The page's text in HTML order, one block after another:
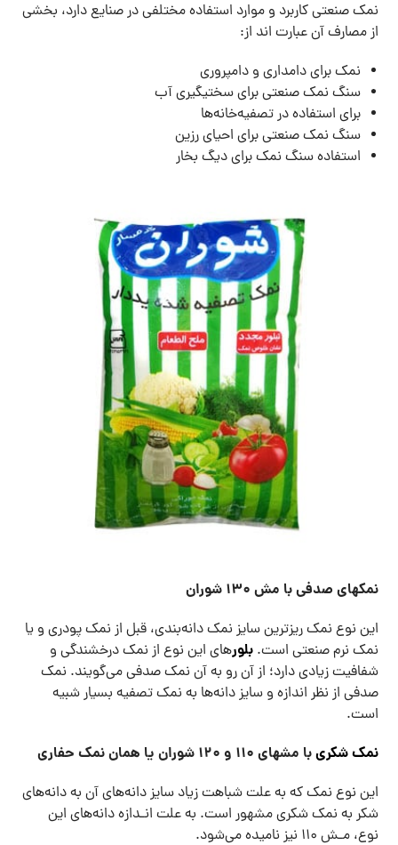
نمک صنعتی کاربرد و موارد استفاده مختلفی در صنایع دارد، بخشی
از مصارف آن عبارت اند از:
نمک برای دامداری و دامپروری
سنگ نمک صنعتی برای سختیگیری آب
برای استفاده در تصفیه‌خانه‌ها
سنگ نمک صنعتی برای احیای رزین
استفاده سنگ نمک برای دیگ بخار
نمکهای صدفی با مش ۱۳۰ شوران
این نوع نمک ریزترین سایز نمک دانه‌بندی، قبل از نمک پودری و یا
نمک نرم صنعتی است.بلورهای این نوع از نمک درخشندگی و
شفافیت زیادی دارد؛ از آن رو به آن نمک صدفی می‌گویند. نمک
صدفی از نظر اندازه و سایز دانه‌ها به نمک تصفیه بسیار شبیه
است.
نمک شکریبا مشهای ۱۱۰ و ۱۲۰ شوران یا همان نمک حفاری
این نوع نمک که به علت شباهت زیاد سایز دانه‌های آن به دانه‌های
شکر به نمک شکری مشهور است. به علت انـدازه دانه‌های این
نوع، مـش ۱۱۰ نیز نامیده می‌شود.